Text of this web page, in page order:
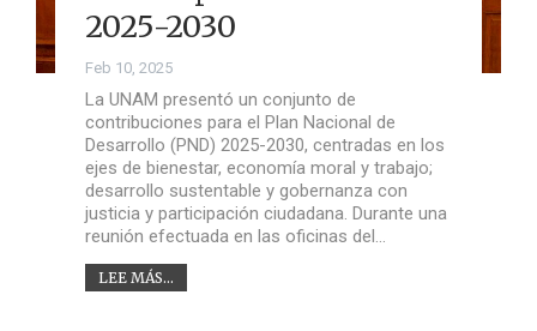
2025-2030
Feb 10, 2025
La UNAM presentó un conjunto de
contribuciones para el Plan Nacional de
Desarrollo (PND) 2025-2030, centradas en los
ejes de bienestar, economía moral y trabajo;
desarrollo sustentable y gobernanza con
justicia y participación ciudadana. Durante una
reunión efectuada en las oficinas del…
LEE MÁS...